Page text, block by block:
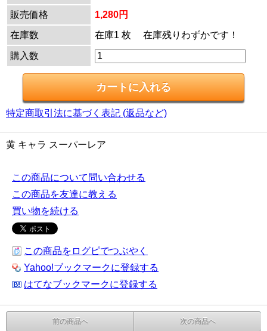
販売価格
1,280円
在庫数
在庫1 枚 在庫残りわずかです！
購入数
特定商取引法に基づく表記 (返品など)
黄 キャラ スーパーレア
この商品について問い合わせる
この商品を友達に教える
買い物を続ける
この商品をログピでつぶやく
Yahoo!ブックマークに登録する
はてなブックマークに登録する
前の商品へ 次の商品へ